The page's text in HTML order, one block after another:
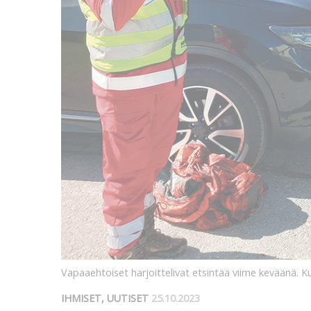
Vapaaehtoiset harjoittelivat etsintää viime keväänä.
IHMISET, UUTISET 25.10.2023